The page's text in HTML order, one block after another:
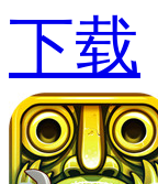
下载